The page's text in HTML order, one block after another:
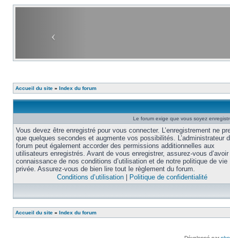
Accueil du site » Index du forum
Le forum exige que vous soyez
Vous devez être enregistré pour vous connecter. L’enregistrement ne
que quelques secondes et augmente vos possibilités. L’administrateur
forum peut également accorder des permissions additionnelles aux
utilisateurs enregistrés. Avant de vous enregistrer, assurez-vous
connaissance de nos conditions d’utilisation et de notre politique de vie
privée. Assurez-vous de bien lire tout le règlement du forum.
Conditions d’utilisation
Politique de confidentialité
Accueil du site » Index du forum